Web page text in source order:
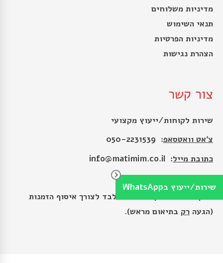
מדיניות משלוחים
תנאי השימוש
מדיניות הפרטיות
הצהרת נגישות
צור קשר
שירות לקוחות/ייעוץ מקצועי
צ׳אט וואטסאפ: 050-2231539
כתובת מייל:
info@matimim.co.il
כתובת: הרקון 9, רמת גן
המקום הינו מחסן לוגיסטי בלבד לצורך איסוף הזמנות
(הגעה רק בתיאום מראש).
שירות/ייעוץ בWhatsApp